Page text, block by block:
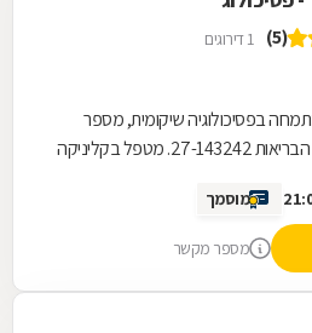
(5) 1 דירוגים
בפסיכולוגיה שיקומית, מספר
רישיון משרד הבריאות 27-143242. מטפל בקליניקה
מוסמך
מספר מקשר